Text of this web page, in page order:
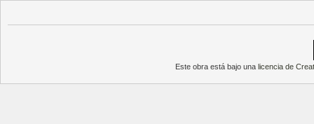
Este obra está bajo una licencia de